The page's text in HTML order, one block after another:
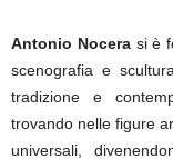
Antonio Nocera si è
scenografia e
tradizione e
trovando nelle figure
universali,